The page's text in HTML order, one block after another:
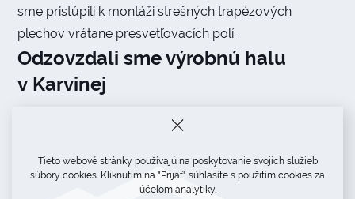
Tieto webové stránky používajú na poskytovanie svojich služieb
súbory cookies. Kliknutím na "Prijať" súhlasíte s použitím cookies za
účelom analytiky.
sme pristúpili k montáži strešných trapézových
plechov vrátane presvetľovacích polí.
Odzovzdali sme výrobnú halu
v Karvinej